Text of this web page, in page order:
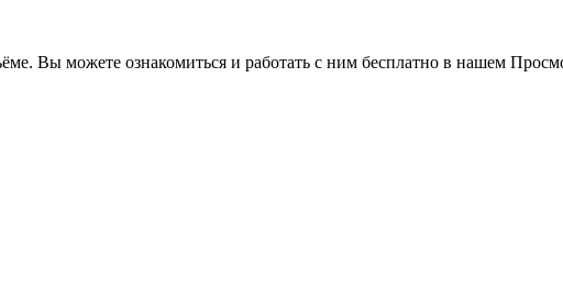
Вы можете ознакомиться и работать с ним бесплатно в нашем